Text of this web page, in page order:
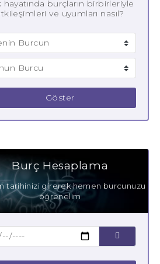
hayatında burçların birbirleriyle
ve uyumları nasıl?
Göster
Burç Hesaplama
tarihinizi girerek hemen burcunuzu
öğrenelim